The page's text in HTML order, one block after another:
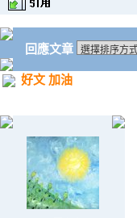
回應文章
好文 加油